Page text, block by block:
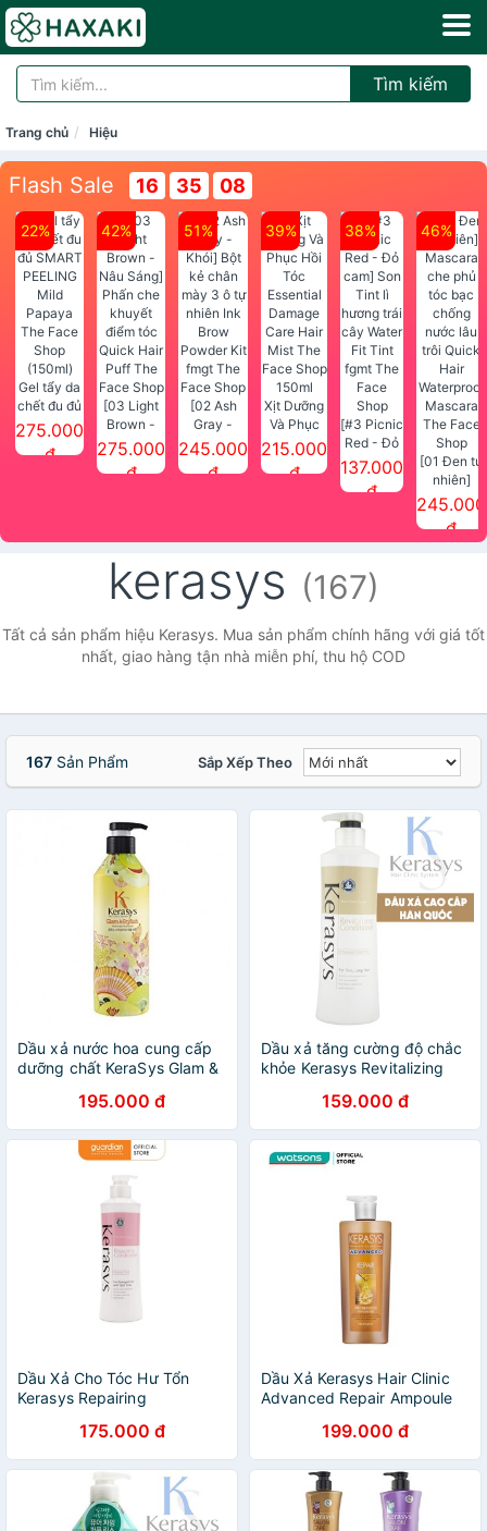
Tìm kiếm
Trang chủ Hiệu
Flash Sale 16 35 06
22%
Gel tẩy da
chết đu đủ
SMART
PEELING
275.000
đ
42%
[03 Light
Brown -
Nâu Sáng]
Phấn che
275.000
đ
51%
[02 Ash
Gray -
Khói] Bột
kẻ chân
Face Shop
245.000
đ
39%
Xịt Dưỡng
Và Phục
Hồi Tóc
Essential
215.000
đ
38%
[#3 Picnic
Red - Đỏ
cam] Son
Face
Shop
137.000
đ
46%
[01 Đen tự
nhiên]
Mascara
che phủ
Waterproof
Mascara
245.000
đ
kerasys (167)
Tất cả sản phẩm hiệu Kerasys. Mua sản phẩm chính hãng với giá tốt
nhất, giao hàng tận nhà miễn phí, thu hộ COD
167 Sản Phẩm Sắp Xếp Theo
Dầu xả nước hoa cung cấp
dưỡng chất KeraSys Glam &
195.000 đ
Dầu xả tăng cường độ chắc
khỏe Kerasys Revitalizing
Hàng Chính Hãng
159.000 đ
Dầu Xả Cho Tóc Hư Tổn
Kerasys Repairing
175.000 đ
Dầu Xả Kerasys Hair Clinic
Advanced Repair Ampoule
Khô Và Gãy Rụng 600ml
199.000 đ